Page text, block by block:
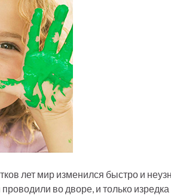
лет мир изменился быстро и
во дворе, и только